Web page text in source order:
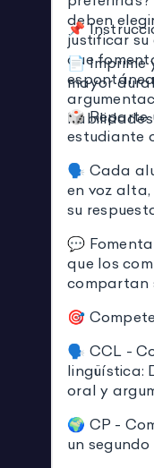
deben
justificar su
que
📌
📄
mayor
🎲 Reparte
estudiante
🗣️ Cada
en voz
su
💬
que los
compartan
🎯
🗣️ CCL -
lingüística:
oral y
🌍 CP -
un